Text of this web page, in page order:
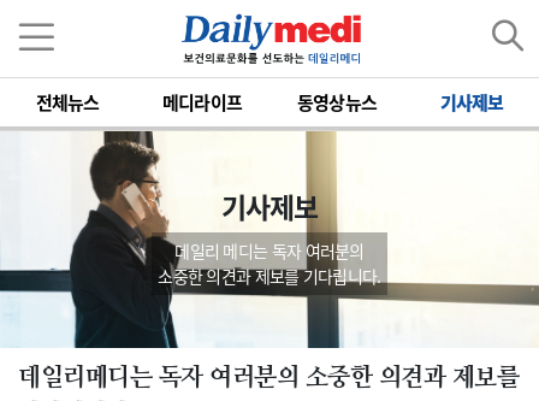
전체뉴스 메디라이프 동영상뉴스 기사제보
기사제보
데일리 메디는 독자 여러분의
소중한 의견과 제보를 기다립니다.
데일리메디는 독자 여러분의 소중한 의견과 제보를